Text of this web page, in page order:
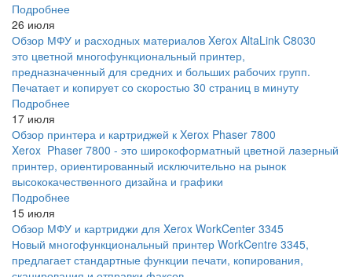
Подробнее
26 июля
Обзор МФУ и расходных материалов Xerox AltaLink C8030
это цветной многофункциональный принтер,
предназначенный для средних и больших рабочих групп.
Печатает и копирует со скоростью 30 страниц в минуту
Подробнее
17 июля
Обзор принтера и картриджей к Xerox Phaser 7800
Xerox Phaser 7800 - это широкоформатный цветной лазерный
принтер, ориентированный исключительно на рынок
высококачественного дизайна и графики
Подробнее
15 июля
Обзор МФУ и картриджи для Xerox WorkCenter 3345
Новый многофункциональный принтер WorkCentre 3345,
предлагает стандартные функции печати, копирования,